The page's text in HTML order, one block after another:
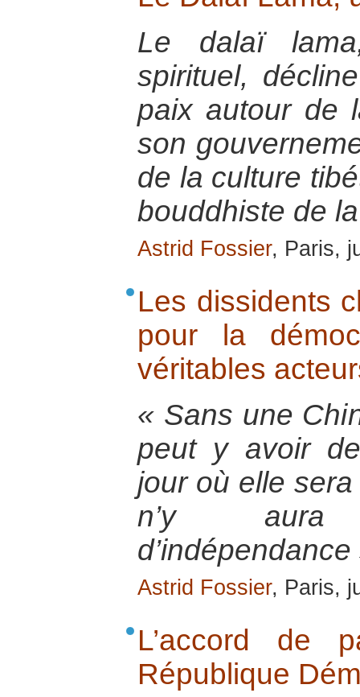
Le dalaï
spirituel,
paix autour de
son
de la culture
bouddhiste de
Astrid Fossier, Paris,
Les dissidents
pour la
véritables
« Sans une
peut y avoir
jour où elle
n’y
d’indépendance
Astrid Fossier, Paris,
L’accord de
République